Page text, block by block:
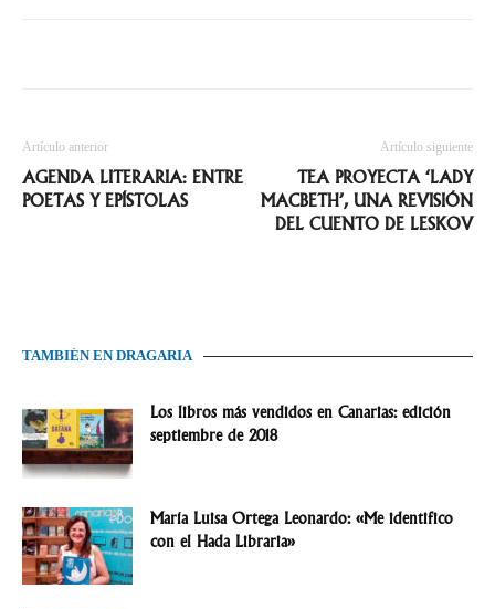
Artículo anterior
AGENDA LITERARIA: ENTRE
POETAS Y EPÍSTOLAS
Artículo siguiente
TEA PROYECTA ‘LADY
MACBETH’, UNA REVISIÓN
DEL CUENTO DE LESKOV
TAMBIÉN EN DRAGARIA
Los libros más vendidos en Canarias: edición
septiembre de 2018
María Luisa Ortega Leonardo: «Me identifico
con el Hada Libraria»